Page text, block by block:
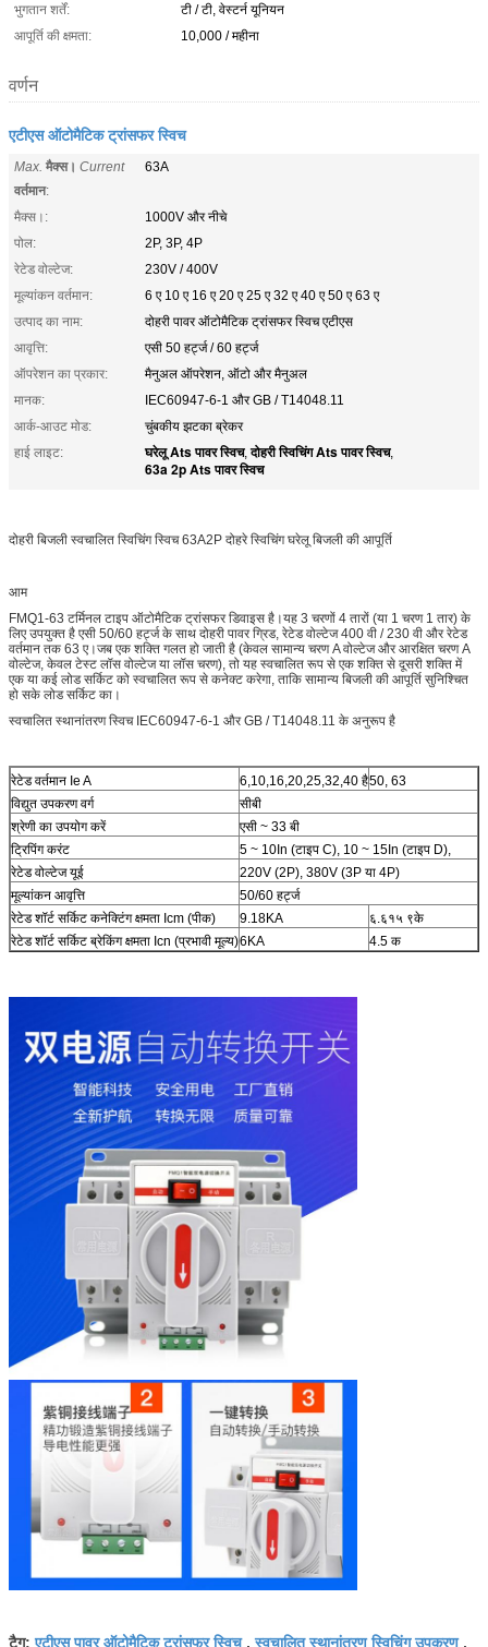
भुगतान शर्तें:
टी / टी, वेस्टर्न यूनियन
आपूर्ति की क्षमता:
10,000 / महीना
वर्णन
एटीएस ऑटोमैटिक ट्रांसफर स्विच
Max. मैक्स। Current
वर्तमान:
63A
मैक्स।:
1000V और नीचे
पोल:
2P, 3P, 4P
रेटेड वोल्टेज:
230V / 400V
मूल्यांकन वर्तमान:
6 ए 10 ए 16 ए 20 ए 25 ए ​​32 ए 40 ए 50 ए 63 ए
उत्पाद का नाम:
दोहरी पावर ऑटोमैटिक ट्रांसफर स्विच एटीएस
आवृत्ति:
एसी 50 हर्ट्ज / 60 हर्ट्ज
ऑपरेशन का प्रकार:
मैनुअल ऑपरेशन, ऑटो और मैनुअल
मानक:
IEC60947-6-1 और GB / T14048.11
आर्क-आउट मोड:
चुंबकीय झटका ब्रेकर
हाई लाइट:
घरेलू Ats पावर स्विच,दोहरी स्विचिंग Ats पावर स्विच,
63a 2p Ats पावर स्विच
दोहरी बिजली स्वचालित स्विचिंग स्विच 63A2P दोहरे स्विचिंग घरेलू बिजली की आपूर्ति
आम
FMQ1-63 टर्मिनल टाइप ऑटोमैटिक ट्रांसफर डिवाइस है।यह 3 चरणों 4 तारों (या 1 चरण 1 तार) के
लिए उपयुक्त है एसी 50/60 हर्ट्ज के साथ दोहरी पावर ग्रिड, रेटेड वोल्टेज 400 वी / 230 वी और रेटेड
वर्तमान तक 63 ए।जब एक शक्ति गलत हो जाती है (केवल सामान्य चरण A वोल्टेज और आरक्षित चरण A
वोल्टेज, केवल टेस्ट लॉस वोल्टेज या लॉस चरण), तो यह स्वचालित रूप से एक शक्ति से दूसरी शक्ति में
एक या कई लोड सर्किट को स्वचालित रूप से कनेक्ट करेगा, ताकि सामान्य बिजली की आपूर्ति सुनिश्चित
हो सके लोड सर्किट का।
स्वचालित स्थानांतरण स्विच IEC60947-6-1 और GB / T14048.11 के अनुरूप है
रेटेड वर्तमान Ie A 6,10,16,20,25,32,40 है50, 63
विद्युत उपकरण वर्ग
सीबी
श्रेणी का उपयोग करें
एसी ~ 33 बी
ट्रिपिंग करंट
5 ~ 10In (टाइप C), 10 ~ 15In (टाइप D),
रेटेड वोल्टेज यूई
220V (2P), 380V (3P या 4P)
मूल्यांकन आवृत्ति
50/60 हर्ट्ज
रेटेड शॉर्ट सर्किट कनेक्टिंग क्षमता Icm (पीक)
9.18KA
६.६१५ ९के
रेटेड शॉर्ट सर्किट ब्रेकिंग क्षमता Icn (प्रभावी मूल्य)6KA 4.5 क
टैग:एटीएस पावर ऑटोमैटिक ट्रांसफर स्विच,स्वचालित स्थानांतरण स्विचिंग उपकरण,